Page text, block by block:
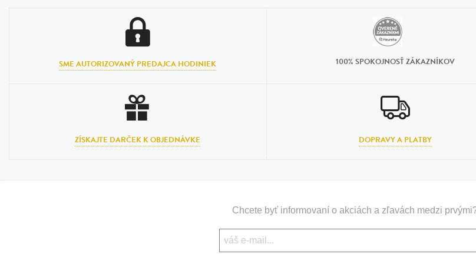
SME AUTORIZOVANÝ PREDAJCA HODINIEK 100% SPOKOJNOSŤ ZÁKAZNÍKOV
ZÍSKAJTE DARČEK K OBJEDNÁVKE DOPRAVY A PLATBY
Chcete byť informovaní o akciách a zľavách medzi